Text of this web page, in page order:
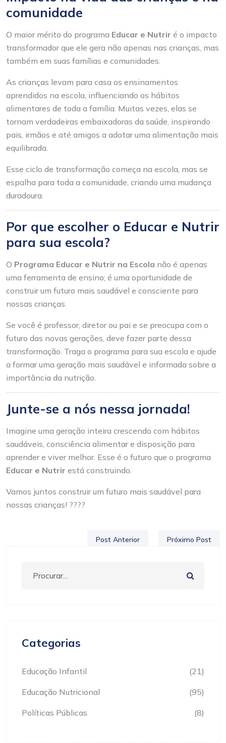
comunidade
O maior mérito do programa Educar e Nutrir é o impacto
transformador que ele gera não apenas nas crianças, mas
também em suas famílias e comunidades.
As crianças levam para casa os ensinamentos
aprendidos na escola, influenciando os hábitos
alimentares de toda a família. Muitas vezes, elas se
tornam verdadeiras embaixadoras da saúde, inspirando
pais, irmãos e até amigos a adotar uma alimentação mais
equilibrada.
Esse ciclo de transformação começa na escola, mas se
espalha para toda a comunidade, criando uma mudança
duradoura.
Por que escolher o Educar e Nutrir
para sua escola?
O Programa Educar e Nutrir na Escola não é apenas
uma ferramenta de ensino; é uma oportunidade de
construir um futuro mais saudável e consciente para
nossas crianças.
Se você é professor, diretor ou pai e se preocupa com o
futuro das novas gerações, deve fazer parte dessa
transformação. Traga o programa para sua escola e ajude
a formar uma geração mais saudável e informada sobre a
importância da nutrição.
Junte-se a nós nessa jornada!
Imagine uma geração inteira crescendo com hábitos
saudáveis, consciência alimentar e disposição para
aprender e viver melhor. Esse é o futuro que o programa
Educar e Nutrir está construindo.
Vamos juntos construir um futuro mais saudável para
nossas crianças! ????
Post Anterior Próximo Post
Categorias
Educação Infantil (21)
Educação Nutricional (95)
Políticas Públicas (8)